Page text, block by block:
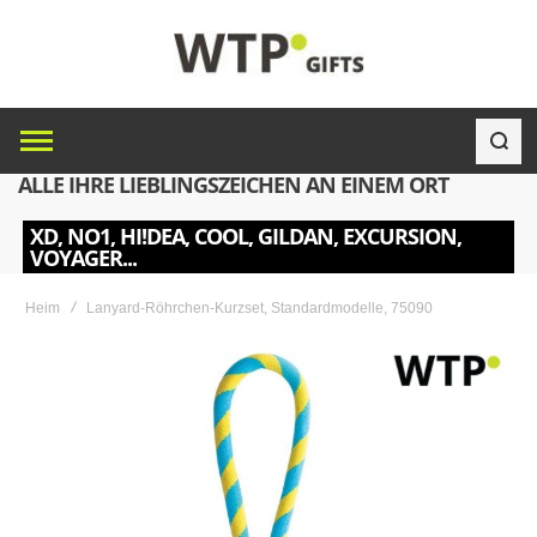
ALLE IHRE LIEBLINGSZEICHEN AN EINEM ORT
XD, NO1, HI!DEA, COOL, GILDAN, EXCURSION,
VOYAGER...
Heim Lanyard-Röhrchen-Kurzset, Standardmodelle, 75090